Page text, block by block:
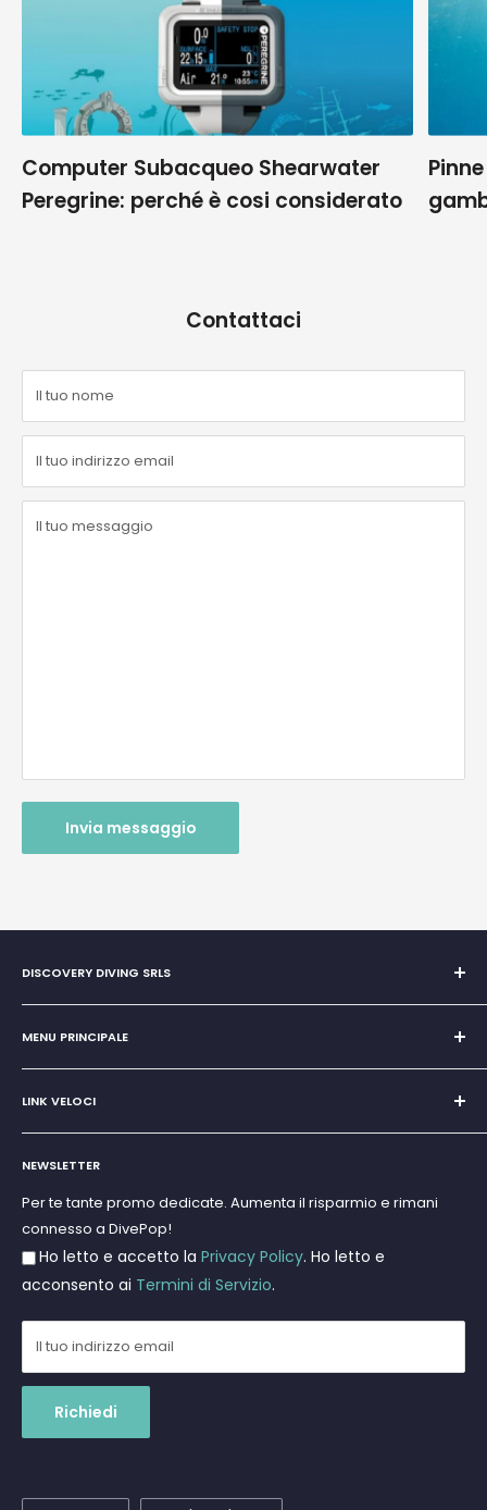
Computer Subacqueo Shearwater
Peregrine: perché è cosi considerato
Contattaci
Il tuo nome
Il tuo indirizzo email
Il tuo messaggio
Invia messaggio
DISCOVERY DIVING SRLS
Unipersonale di Giovanni Chiera di Vasco
San Teodoro, Marina di Puntaldia 07052
MENU PRINCIPALE
Home
Super Promo
Marchi
Subacquea
Apnea e Spearfishing
Gift Cards
LINK VELOCI
Cerca
Termini e Condizioni
Privacy Policy
Resi e Rimborsi
Spedizioni
NEWSLETTER
Per te tante promo dedicate. Aumenta il risparmio e rimani
connesso a DivePop!
Ho letto e accetto la Privacy Policy. Ho letto e
acconsento ai Termini di Servizio.
Il tuo indirizzo email
Richiedi